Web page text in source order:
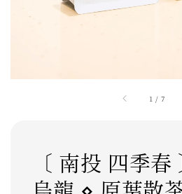
1 / 7
〔 南投 四季